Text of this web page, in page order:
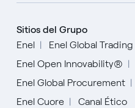
Sitios del Grupo
Enel
Enel Global Trading
Enel Open Innovability®
Enel Global Procurement
Enel Cuore
Canal Ético